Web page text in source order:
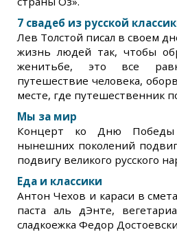
7 свадеб из русской
Лев Толстой писал в своем
жизнь людей так, чтобы
женитьбе, это все
путешествие человека,
месте, где путешественник
Мы за мир
Концерт ко Дню
нынешних поколений
подвигу великого русского
Еда и классики
Антон Чехов и караси в
паста аль дЭнте,
сладкоежка Федор